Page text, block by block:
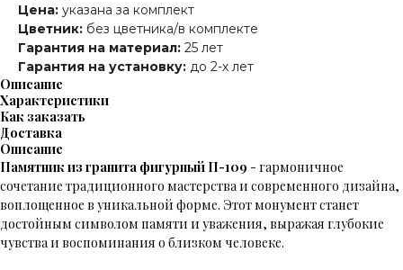
Цена: указана за комплект
Цветник: без цветника/в комплекте
Гарантия на материал: 25 лет
Гарантия на установку: до 2-х лет
Описание
Характеристики
Как заказать
Доставка
Описание
Памятник из гранита фигурный П-109 - гармоничное
сочетание традиционного мастерства и современного дизайна,
воплощенное в уникальной форме. Этот монумент станет
достойным символом памяти и уважения, выражая глубокие
чувства и воспоминания о близком человеке.